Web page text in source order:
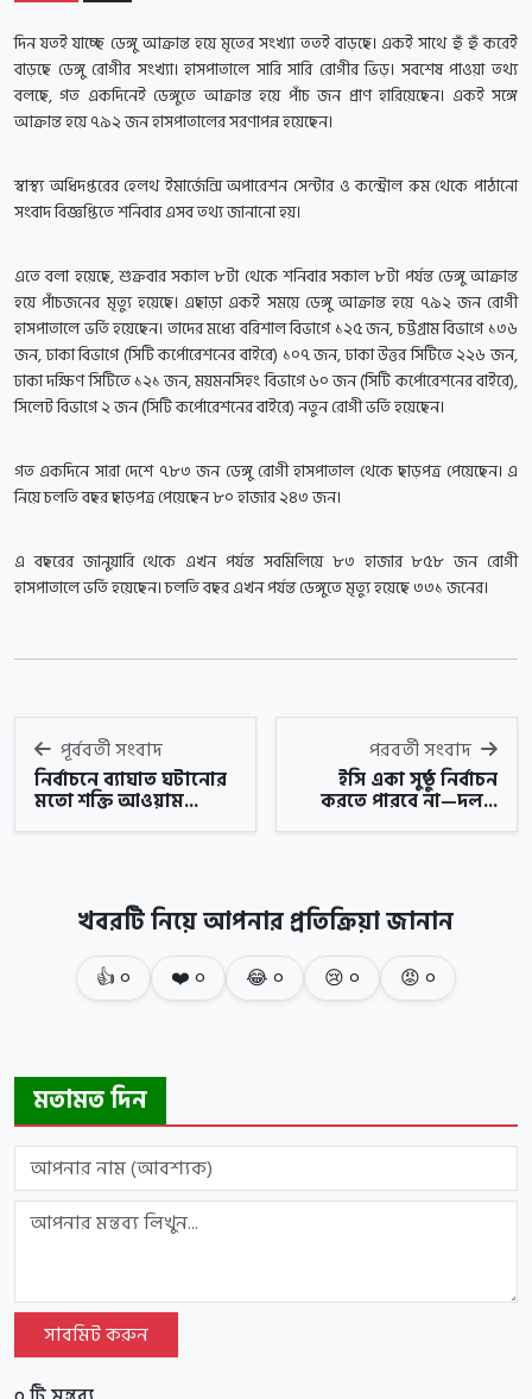
দিন যতই যাচ্ছে ডেঙ্গু আক্রান্ত হয়ে মৃতের সংখ্যা ততই বাড়ছে। একই সাথে হুঁ হুঁ করেই
বাড়ছে ডেঙ্গু রোগীর সংখ্যা। হাসপাতালে সারি সারি রোগীর ভিড়। সবশেষ পাওয়া তথ্য
বলছে, গত একদিনেই ডেঙ্গুতে আক্রান্ত হয়ে পাঁচ জন প্রাণ হারিয়েছেন। একই সঙ্গে
আক্রান্ত হয়ে ৭৯২ জন হাসপাতালের সরণাপন্ন হয়েছেন।
স্বাস্থ্য অধিদপ্তরের হেলথ ইমার্জেন্সি অপারেশন সেন্টার ও কন্ট্রোল রুম থেকে পাঠানো
সংবাদ বিজ্ঞপ্তিতে শনিবার এসব তথ্য জানানো হয়।
এতে বলা হয়েছে, শুক্রবার সকাল ৮টা থেকে শনিবার সকাল ৮টা পর্যন্ত ডেঙ্গু আক্রান্ত
হয়ে পাঁচজনের মৃত্যু হয়েছে। এছাড়া একই সময়ে ডেঙ্গু আক্রান্ত হয়ে ৭৯২ জন রোগী
হাসপাতালে ভর্তি হয়েছেন। তাদের মধ্যে বরিশাল বিভাগে ১২৫ জন, চট্টগ্রাম বিভাগে ১৩৬
জন, ঢাকা বিভাগে (সিটি কর্পোরেশনের বাইরে) ১০৭ জন, ঢাকা উত্তর সিটিতে ২২৬ জন,
ঢাকা দক্ষিণ সিটিতে ১২১ জন, ময়মনসিহং বিভাগে ৬০ জন (সিটি কর্পোরেশনের বাইরে),
সিলেট বিভাগে ২ জন (সিটি কর্পোরেশনের বাইরে) নতুন রোগী ভর্তি হয়েছেন।
গত একদিনে সারা দেশে ৭৮৩ জন ডেঙ্গু রোগী হাসপাতাল থেকে ছাড়পত্র পেয়েছেন। এ
নিয়ে চলতি বছর ছাড়পত্র পেয়েছেন ৮০ হাজার ২৪৩ জন।
এ বছরের জানুয়ারি থেকে এখন পর্যন্ত সবমিলিয়ে ৮৩ হাজার ৮৫৮ জন রোগী
হাসপাতালে ভর্তি হয়েছেন। চলতি বছর এখন পর্যন্ত ডেঙ্গুতে মৃত্যু হয়েছে ৩৩১ জনের।
পূর্ববর্তী সংবাদ
নির্বাচনে ব্যাঘাত ঘটানোর
মতো শক্তি আওয়াম...
পরবর্তী সংবাদ
ইসি একা সুষ্ঠু নির্বাচন
করতে পারবে না—দল...
খবরটি নিয়ে আপনার প্রতিক্রিয়া জানান
👍০ ❤️০ 😂০ 😢০ 😡০
মতামত দিন
সাবমিট করুন